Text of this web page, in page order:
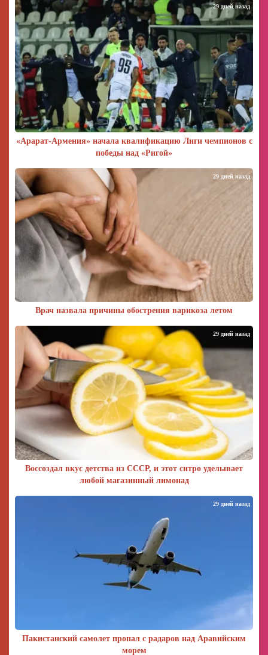
«Арарат‑Армения» начала квалификацию Лиги чемпионов с
победы над «Ригой»
29 дней назад
Врач назвала причины обострения варикоза летом
29 дней назад
Воссоздал вкус детства из СССР, и этот ситро уделывает
любой магазинный лимонад
29 дней назад
Пакистанский самолет пропал с радаров над Аравийским
морем
29 дней назад